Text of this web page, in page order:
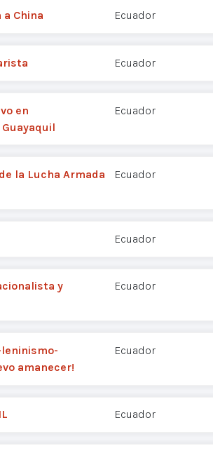
China Ecuador
Ecuador
en
Ecuador
la Lucha Armada
Ecuador
Ecuador
y
Ecuador
amanecer!
Ecuador
Ecuador